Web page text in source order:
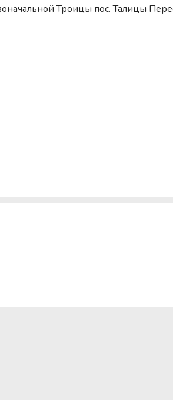
Троицы пос. Талицы